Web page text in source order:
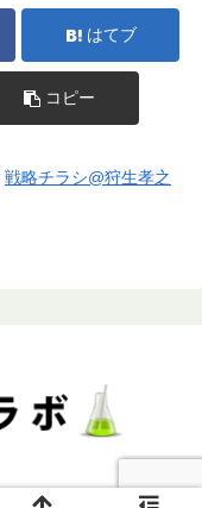
はてブ
コピー
戦略チラシ@狩生孝之